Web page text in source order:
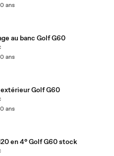
ans
au banc Golf G60
ans
Golf G60
ans
en 4° Golf G60 stock